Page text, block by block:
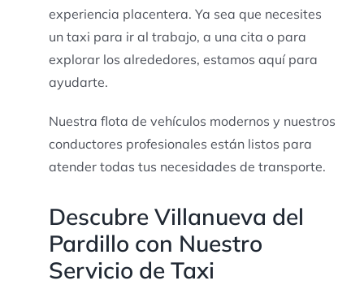
experiencia placentera. Ya sea que necesites
un taxi para ir al trabajo, a una cita o para
explorar los alrededores, estamos aquí para
ayudarte.
Nuestra flota de vehículos modernos y nuestros
conductores profesionales están listos para
atender todas tus necesidades de transporte.
Descubre Villanueva del
Pardillo con Nuestro
Servicio de Taxi